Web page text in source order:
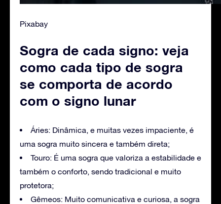
Pixabay
Sogra de cada signo: veja
como cada tipo de sogra
se comporta de acordo
com o signo lunar
Áries: Dinâmica, e muitas vezes impaciente, é
uma sogra muito sincera e também direta;
Touro: É uma sogra que valoriza a estabilidade e
também o conforto, sendo tradicional e muito
protetora;
Gêmeos: Muito comunicativa e curiosa, a sogra